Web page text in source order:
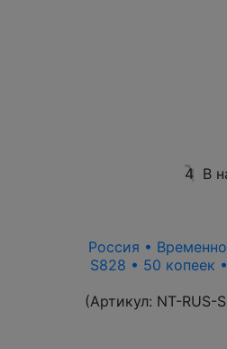
4 В
Россия •
S828 • 50 копеек
(Артикул: NT-RUS-